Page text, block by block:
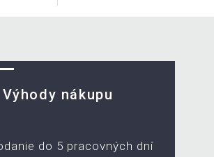
Výhody nákupu
do 5 pracovných dní